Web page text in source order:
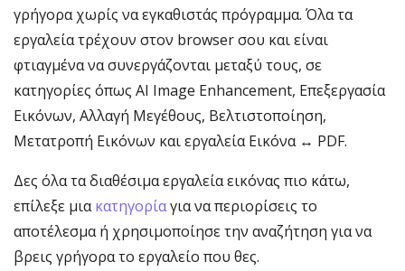
γρήγορα χωρίς να εγκαθιστάς πρόγραμμα. Όλα τα
εργαλεία τρέχουν στον browser σου και είναι
φτιαγμένα να συνεργάζονται μεταξύ τους, σε
κατηγορίες όπως AI Image Enhancement, Επεξεργασία
Εικόνων, Αλλαγή Μεγέθους, Βελτιστοποίηση,
Μετατροπή Εικόνων και εργαλεία Εικόνα ↔ PDF.
Δες όλα τα διαθέσιμα εργαλεία εικόνας πιο κάτω,
επίλεξε μιακατηγορίαγια να περιορίσεις το
αποτέλεσμα ή χρησιμοποίησε την αναζήτηση για να
βρεις γρήγορα το εργαλείο που θες.